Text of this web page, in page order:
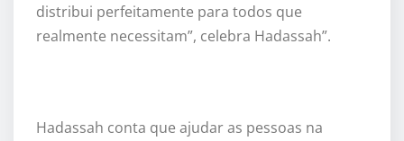
distribui perfeitamente para todos que
realmente necessitam”, celebra Hadassah”.
Hadassah conta que ajudar as pessoas na